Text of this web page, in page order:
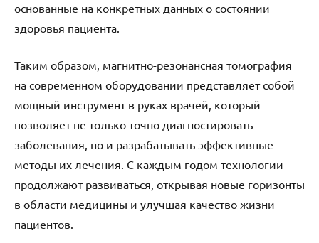
основанные на конкретных данных о состоянии
здоровья пациента.
Таким образом, магнитно-резонансная томография
на современном оборудовании представляет собой
мощный инструмент в руках врачей, который
позволяет не только точно диагностировать
заболевания, но и разрабатывать эффективные
методы их лечения. С каждым годом технологии
продолжают развиваться, открывая новые горизонты
в области медицины и улучшая качество жизни
пациентов.